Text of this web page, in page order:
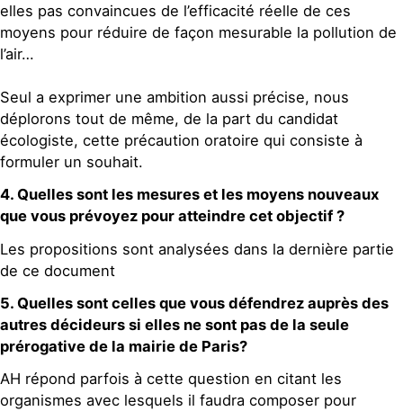
elles pas convaincues de l’efficacité réelle de ces
moyens pour réduire de façon mesurable la pollution de
l’air…
Seul a exprimer une ambition aussi précise, nous
déplorons tout de même, de la part du candidat
écologiste, cette précaution oratoire qui consiste à
formuler un souhait.
4. Quelles sont les mesures et les moyens nouveaux
que vous prévoyez pour atteindre cet objectif ?
Les propositions sont analysées dans la dernière partie
de ce document
5. Quelles sont celles que vous défendrez auprès des
autres décideurs si elles ne sont pas de la seule
prérogative de la mairie de Paris?
AH répond parfois à cette question en citant les
organismes avec lesquels il faudra composer pour